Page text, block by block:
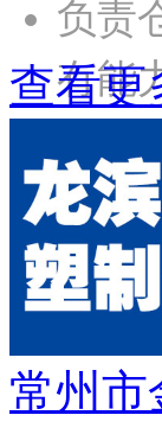
负责
有能
查看更
常州市